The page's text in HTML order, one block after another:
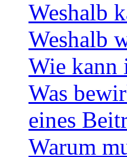
Weshalb
Weshalb
Wie kann
Was
eines
Warum